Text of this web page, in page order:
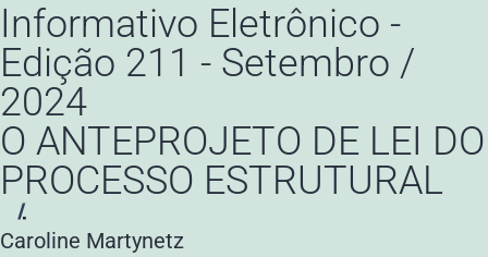
Informativo Eletrônico -
Edição 211 - Setembro /
2024
O ANTEPROJETO DE LEI DO
PROCESSO ESTRUTURAL
Caroline Martynetz